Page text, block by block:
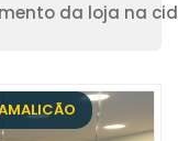
da loja na